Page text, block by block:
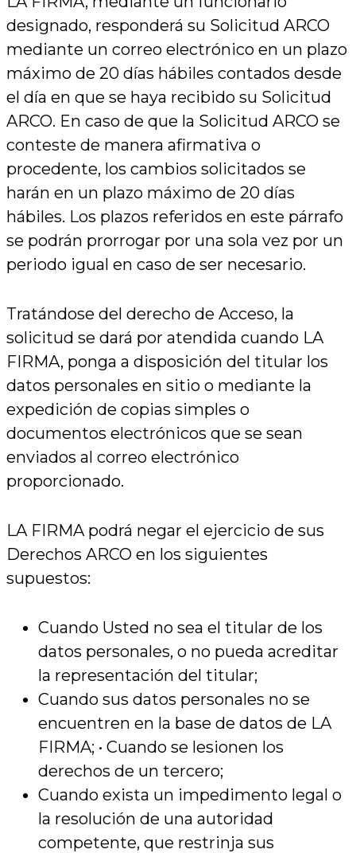
designado, responderá su Solicitud ARCO
mediante un correo electrónico en un plazo
máximo de 20 días hábiles contados desde
el día en que se haya recibido su Solicitud
ARCO. En caso de que la Solicitud ARCO se
conteste de manera afirmativa o
procedente, los cambios solicitados se
harán en un plazo máximo de 20 días
hábiles. Los plazos referidos en este párrafo
se podrán prorrogar por una sola vez por un
periodo igual en caso de ser necesario.
Tratándose del derecho de Acceso, la
solicitud se dará por atendida cuando LA
FIRMA, ponga a disposición del titular los
datos personales en sitio o mediante la
expedición de copias simples o
documentos electrónicos que se sean
enviados al correo electrónico
proporcionado.
LA FIRMA podrá negar el ejercicio de sus
Derechos ARCO en los siguientes
supuestos:
Cuando Usted no sea el titular de los
datos personales, o no pueda acreditar
la representación del titular;
Cuando sus datos personales no se
encuentren en la base de datos de LA
FIRMA; • Cuando se lesionen los
derechos de un tercero;
Cuando exista un impedimento legal o
la resolución de una autoridad
competente, que restrinja sus